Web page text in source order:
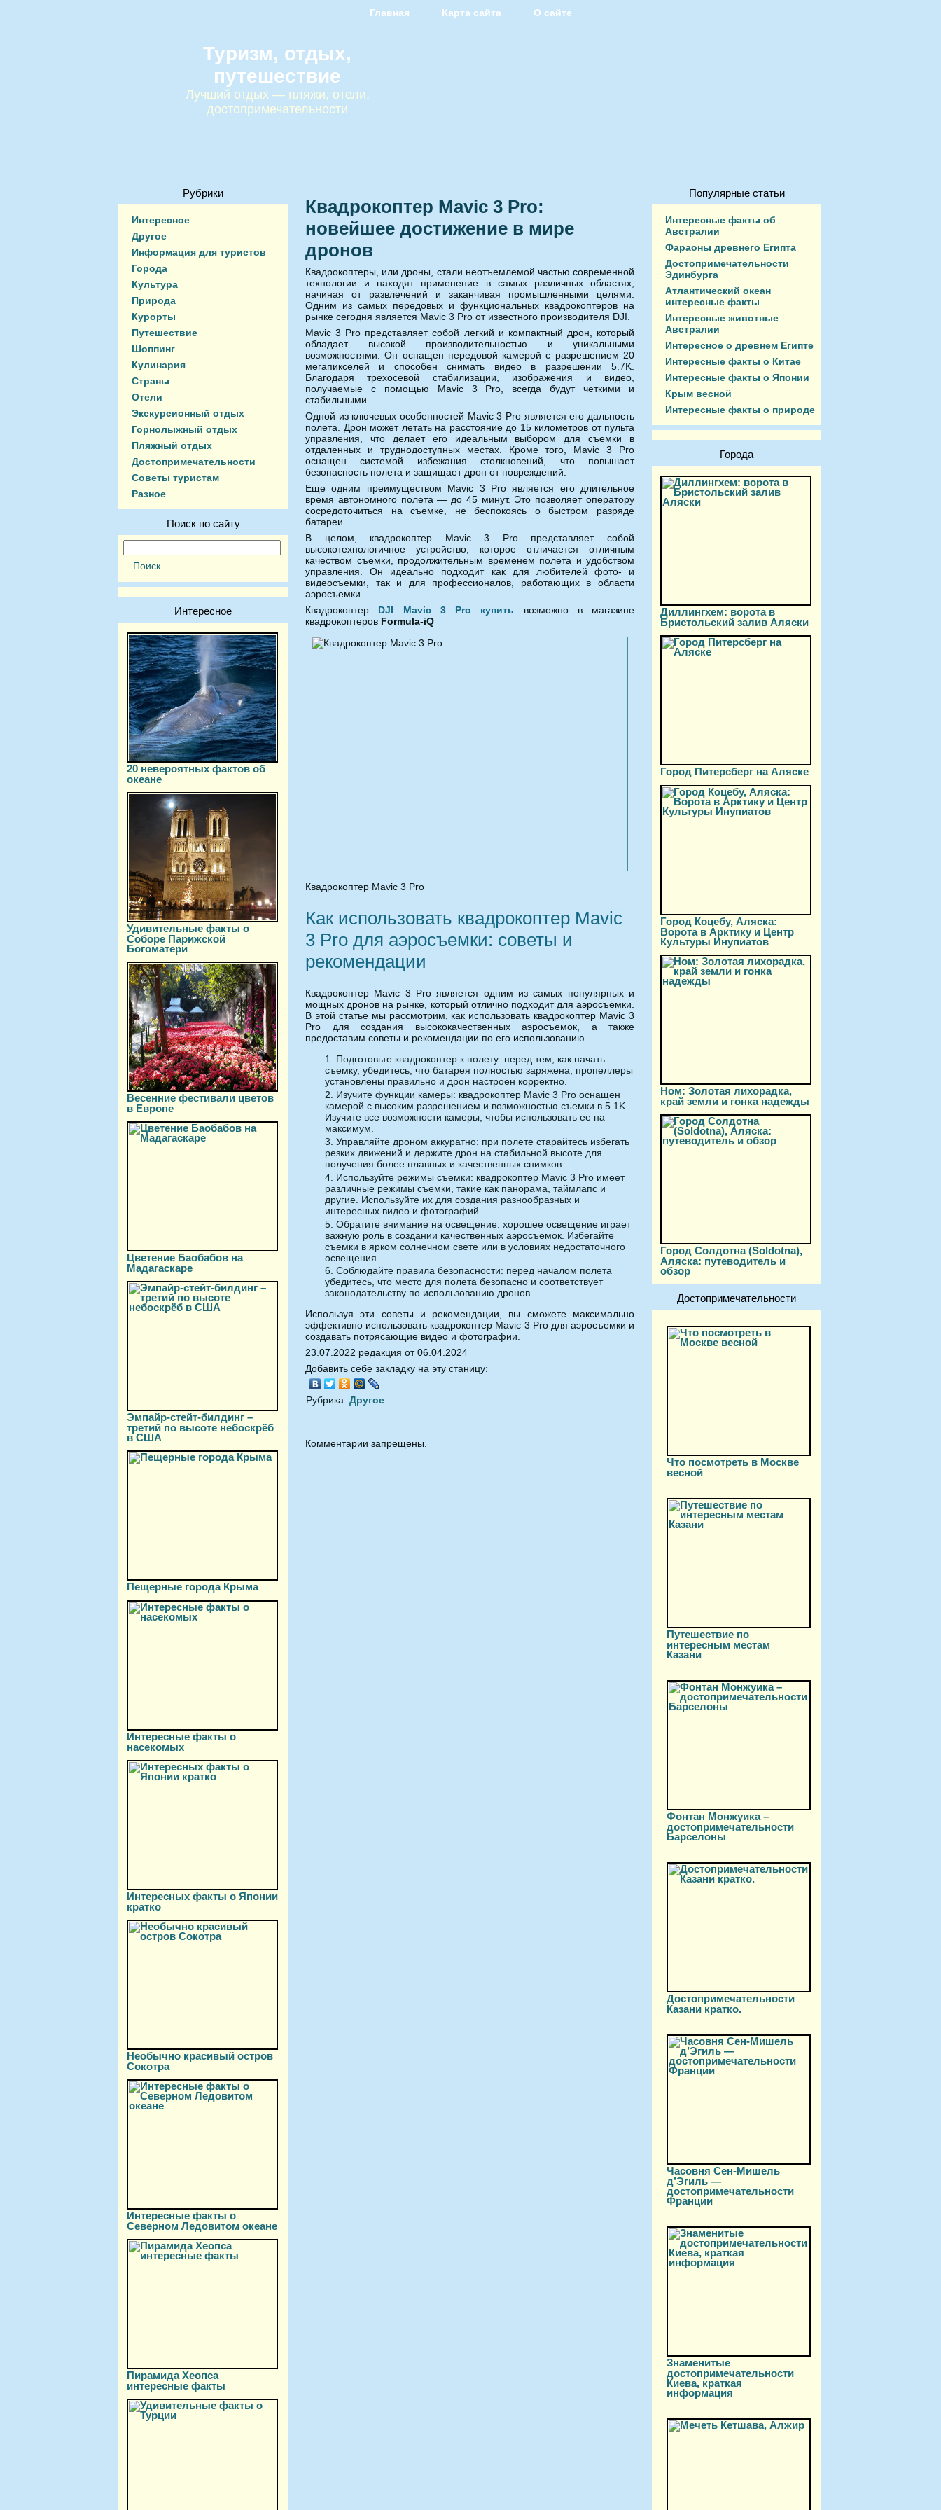
Главная Карта сайта О сайте
Туризм, отдых,
путешествие
Лучший отдых — пляжи, отели,
достопримечательности
Рубрики
Интересное
Другое
Информация для туристов
Города
Культура
Природа
Курорты
Путешествие
Шоппинг
Кулинария
Страны
Отели
Экскурсионный отдых
Горнолыжный отдых
Пляжный отдых
Достопримечательности
Советы туристам
Разное
Поиск по сайту
Интересное
20 невероятных фактов об
океане
Удивительные факты о
Соборе Парижской
Богоматери
Весенние фестивали цветов
в Европе
Цветение Баобабов на
Мадагаскаре
Эмпайр-стейт-билдинг –
третий по высоте небоскрёб
в США
Пещерные города Крыма
Интересные факты о
насекомых
Интересных факты о Японии
кратко
Необычно красивый остров
Сокотра
Интересные факты о
Северном Ледовитом океане
Пирамида Хеопса
интересные факты
Квадрокоптер Mavic 3 Pro:
новейшее достижение в мире
дронов
Квадрокоптеры, или дроны, стали неотъемлемой частью современной
технологии и находят применение в самых различных областях,
начиная от развлечений и заканчивая промышленными целями.
Одним из самых передовых и функциональных квадрокоптеров на
рынке сегодня является Mavic 3 Pro от известного производителя DJI.
Mavic 3 Pro представляет собой легкий и компактный дрон, который
обладает высокой производительностью и уникальными
возможностями. Он оснащен передовой камерой с разрешением 20
мегапикселей и способен снимать видео в разрешении 5.7K.
Благодаря трехосевой стабилизации, изображения и видео,
получаемые с помощью Mavic 3 Pro, всегда будут четкими и
стабильными.
Одной из ключевых особенностей Mavic 3 Pro является его дальность
полета. Дрон может летать на расстояние до 15 километров от пульта
управления, что делает его идеальным выбором для съемки в
отдаленных и труднодоступных местах. Кроме того, Mavic 3 Pro
оснащен системой избежания столкновений, что повышает
безопасность полета и защищает дрон от повреждений.
Еще одним преимуществом Mavic 3 Pro является его длительное
время автономного полета — до 45 минут. Это позволяет оператору
сосредоточиться на съемке, не беспокоясь о быстром разряде
батареи.
В целом, квадрокоптер Mavic 3 Pro представляет собой
высокотехнологичное устройство, которое отличается отличным
качеством съемки, продолжительным временем полета и удобством
управления. Он идеально подходит как для любителей фото- и
видеосъемки, так и для профессионалов, работающих в области
аэросъемки.
Квадрокоптер DJI Mavic 3 Pro купить возможно в магазине
квадрокоптеров Formula-iQ
Квадрокоптер Mavic 3 Pro
Как использовать квадрокоптер Mavic
3 Pro для аэросъемки: советы и
рекомендации
Квадрокоптер Mavic 3 Pro является одним из самых популярных и
мощных дронов на рынке, который отлично подходит для аэросъемки.
В этой статье мы рассмотрим, как использовать квадрокоптер Mavic 3
Pro для создания высококачественных аэросъемок, а также
предоставим советы и рекомендации по его использованию.
Подготовьте квадрокоптер к полету: перед тем, как начать
съемку, убедитесь, что батарея полностью заряжена, пропеллеры
установлены правильно и дрон настроен корректно.
Изучите функции камеры: квадрокоптер Mavic 3 Pro оснащен
камерой с высоким разрешением и возможностью съемки в 5.1K.
Изучите все возможности камеры, чтобы использовать ее на
максимум.
Управляйте дроном аккуратно: при полете старайтесь избегать
резких движений и держите дрон на стабильной высоте для
получения более плавных и качественных снимков.
Используйте режимы съемки: квадрокоптер Mavic 3 Pro имеет
различные режимы съемки, такие как панорама, таймлапс и
другие. Используйте их для создания разнообразных и
интересных видео и фотографий.
Обратите внимание на освещение: хорошее освещение играет
важную роль в создании качественных аэросъемок. Избегайте
съемки в ярком солнечном свете или в условиях недостаточного
освещения.
Соблюдайте правила безопасности: перед началом полета
убедитесь, что место для полета безопасно и соответствует
законодательству по использованию дронов.
Используя эти советы и рекомендации, вы сможете максимально
эффективно использовать квадрокоптер Mavic 3 Pro для аэросъемки и
создавать потрясающие видео и фотографии.
23.07.2022 редакция от 06.04.2024
Добавить себе закладку на эту станицу:
Рубрика: Другое
Комментарии запрещены.
Популярные статьи
Интересные факты об
Австралии
Фараоны древнего Египта
Достопримечательности
Эдинбурга
Атлантический океан
интересные факты
Интересные животные
Австралии
Интересное о древнем Египте
Интересные факты о Китае
Интересные факты о Японии
Крым весной
Интересные факты о природе
Города
Диллингхем: ворота в
Бристольский залив Аляски
Город Питерсберг на Аляске
Город Коцебу, Аляска:
Ворота в Арктику и Центр
Культуры Инупиатов
Ном: Золотая лихорадка,
край земли и гонка надежды
Город Солдотна (Soldotna),
Аляска: путеводитель и
обзор
Достопримечательности
Что посмотреть в Москве
весной
Путешествие по
интересным местам
Казани
Фонтан Монжуика –
достопримечательности
Барселоны
Достопримечательности
Казани кратко.
Часовня Сен-Мишель
д’Эгиль —
достопримечательности
Франции
Знаменитые
достопримечательности
Киева, краткая
информация